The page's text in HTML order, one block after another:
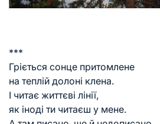
***
Гріється сонце притомлене
на теплій долоні клена.
І читає життєві лінії,
як іноді ти читаєш у мене.